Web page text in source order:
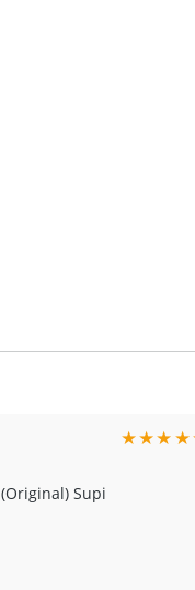
★★★★
(Translated by Google) Soup (Original) Supi